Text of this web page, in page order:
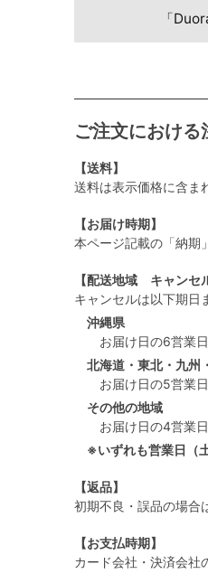
「
ご注文におけ
【送料】
送料は表示価格に含ま
【お届け時期】
本ページ記載の「納期
【配送地域 キャンセ
キャンセルは以下期日
沖縄県
お届け日の6営業
北海道・東北・九州
お届け日の5営業
その他の地域
お届け日の4営業
※いずれも営業日（
【返品】
初期不良・誤品の場合
【お支払時期】
カード会社・決済会社